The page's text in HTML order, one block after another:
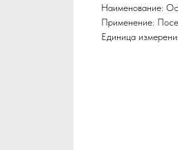
Наименование:
Применение:
Единица